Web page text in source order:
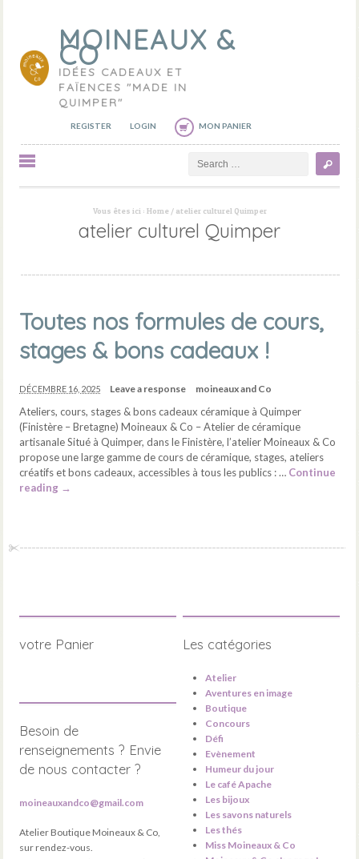
MOINEAUX &
CO
IDÉES CADEAUX ET
FAÏENCES "MADE IN
QUIMPER"
REGISTER LOGIN MON PANIER
Vous êtes ici : Home / atelier culturel Quimper
atelier culturel Quimper
Toutes nos formules de cours,
stages & bons cadeaux !
DÉCEMBRE 16, 2025 Leave a response moineaux and Co
Ateliers, cours, stages & bons cadeaux céramique à Quimper
(Finistère – Bretagne) Moineaux & Co – Atelier de céramique
artisanale Situé à Quimper, dans le Finistère, l’atelier Moineaux & Co
propose une large gamme de cours de céramique, stages, ateliers
créatifs et bons cadeaux, accessibles à tous les publics : … Continue
reading →
votre Panier Les catégories
Atelier
Aventures en image
Boutique
Concours
Défi
Evènement
Humeur du jour
Le café Apache
Les bijoux
Les savons naturels
Les thés
Miss Moineaux & Co
Besoin de
renseignements ? Envie
de nous contacter ?
moineauxandco@gmail.com
Atelier Boutique Moineaux & Co,
sur rendez-vous.